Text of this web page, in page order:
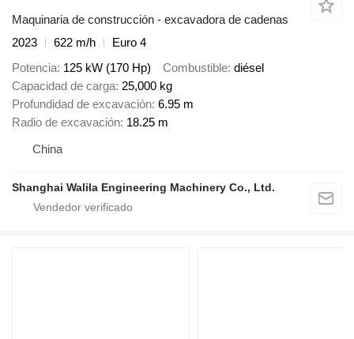
Maquinaria de construcción - excavadora de cadenas
2023
622 m/h
Euro 4
Potencia 125 kW (170 Hp) Combustible diésel
Capacidad de carga 25,000 kg
Profundidad de excavación 6.95 m
Radio de excavación 18.25 m
China
Shanghai Walila Engineering Machinery Co., Ltd.